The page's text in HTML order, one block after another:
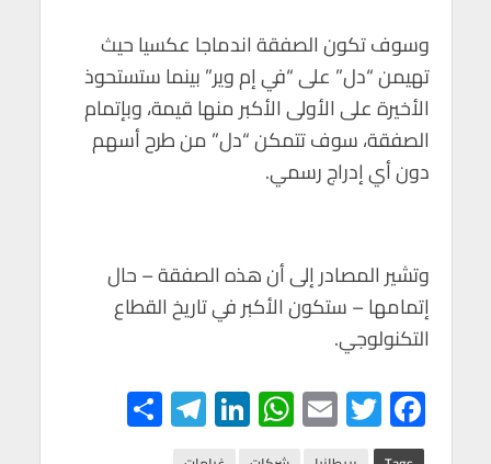
وسوف تكون الصفقة اندماجا عكسيا حيث
تهيمن “دل” على “في إم وير” بينما ستستحوذ
الأخيرة على الأولى الأكبر منها قيمة، وبإتمام
الصفقة، سوف تتمكن “دل” من طرح أسهم
دون أي إدراج رسمي.
وتشير المصادر إلى أن هذه الصفقة – حال
إتمامها – ستكون الأكبر في تاريخ القطاع
التكنولوجي.
F
ac
T
wi
E
m
W
h
Li
n
Te
le